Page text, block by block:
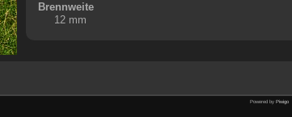
Brennweite
12 mm
Powered by Piwigo